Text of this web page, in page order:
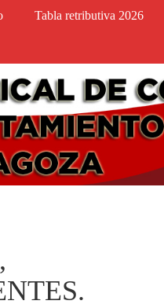
Tabla retributiva 2026